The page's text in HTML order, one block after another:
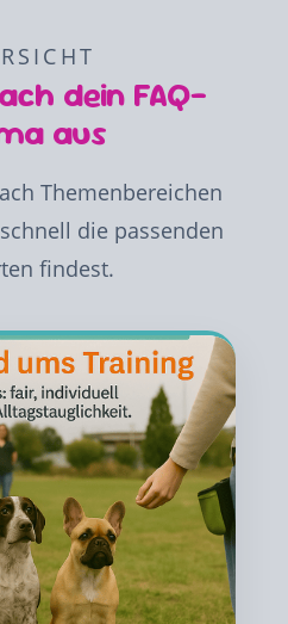
dein FAQ-
aus
Themenbereichen
die passenden
findest.